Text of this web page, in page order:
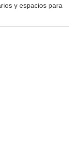
y espacios para